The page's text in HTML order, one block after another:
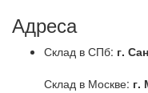
Адреса
Склад в СПб: г.
Склад в Москве: г.